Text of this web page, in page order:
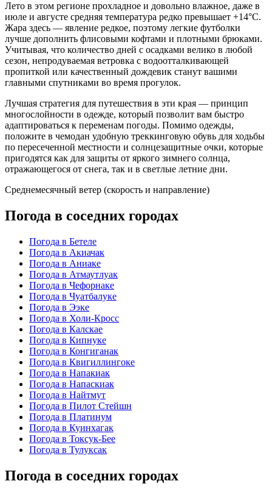
Лето в этом регионе прохладное и довольно влажное, даже в
июле и августе средняя температура редко превышает +14°C.
Жара здесь — явление редкое, поэтому легкие футболки
лучше дополнить флисовыми кофтами и плотными брюками.
Учитывая, что количество дней с осадками велико в любой
сезон, непродуваемая ветровка с водоотталкивающей
пропиткой или качественный дождевик станут вашими
главными спутниками во время прогулок.
Лучшая стратегия для путешествия в эти края — принцип
многослойности в одежде, который позволит вам быстро
адаптироваться к переменам погоды. Помимо одежды,
положите в чемодан удобную треккинговую обувь для ходьбы
по пересеченной местности и солнцезащитные очки, которые
пригодятся как для защиты от яркого зимнего солнца,
отражающегося от снега, так и в светлые летние дни.
Среднемесячный ветер (скорость и направление)
Погода в соседних городах
Погода в Бетеле
Погода в Акиачак
Погода в Аниаке
Погода в Атмаутлуак
Погода в Чефорнаке
Погода в Чуатбалуке
Погода в Ээке
Погода в Холи-Кросс
Погода в Калскае
Погода в Кипнуке
Погода в Конгиганак
Погода в Квигиллингоке
Погода в Напакиак
Погода в Напаскиак
Погода в Найтмут
Погода в Пилот Стейшн
Погода в Платинум
Погода в Куинхагак
Погода в Токсук-Бее
Погода в Тулуксак
Погода в соседних городах